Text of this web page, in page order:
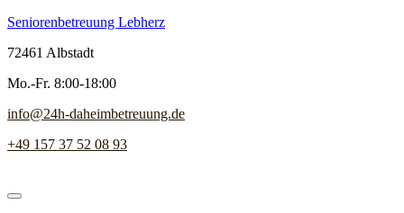
Seniorenbetreuung Lebherz
72461 Albstadt
Mo.-Fr. 8:00-18:00
info@24h-daheimbetreuung.de
+49 157 37 52 08 93